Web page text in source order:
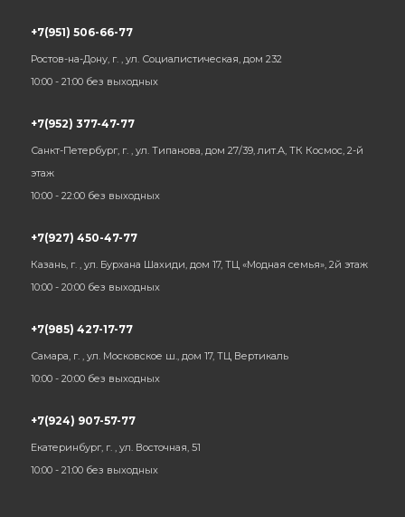
+7(951) 506-66-77
Ростов-на-Дону, г. , ул. Социалистическая, дом 232
10:00 - 21:00 без выходных
+7(952) 377-47-77
Санкт-Петербург, г. , ул. Типанова, дом 27/39, лит.А, ТК Космос, 2-й
этаж
10:00 - 22:00 без выходных
+7(927) 450-47-77
Казань, г. , ул. Бурхана Шахиди, дом 17, ТЦ «Модная семья», 2й этаж
10:00 - 20:00 без выходных
+7(985) 427-17-77
Самара, г. , ул. Московское ш., дом 17, ТЦ Вертикаль
10:00 - 20:00 без выходных
+7(924) 907-57-77
Екатеринбург, г. , ул. Восточная, 51
10:00 - 21:00 без выходных